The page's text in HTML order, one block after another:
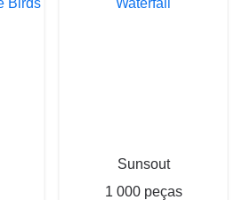
Sunsout
1 000 peças